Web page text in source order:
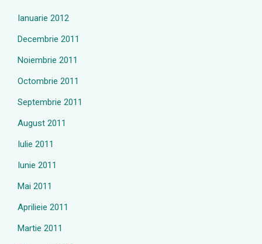
Ianuarie 2012
Decembrie 2011
Noiembrie 2011
Octombrie 2011
Septembrie 2011
August 2011
Iulie 2011
Iunie 2011
Mai 2011
Aprilieie 2011
Martie 2011